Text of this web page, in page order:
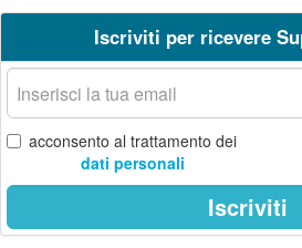
Iscriviti per ricevere
La
tua
email
acconsento al trattamento dei
dati personali
Iscriviti